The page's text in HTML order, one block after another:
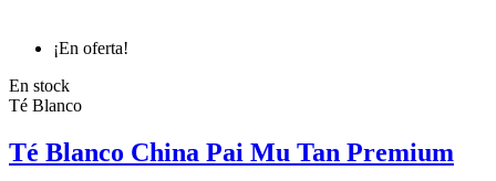
¡En oferta!
En stock
Té Blanco
Té Blanco China Pai Mu Tan Premium